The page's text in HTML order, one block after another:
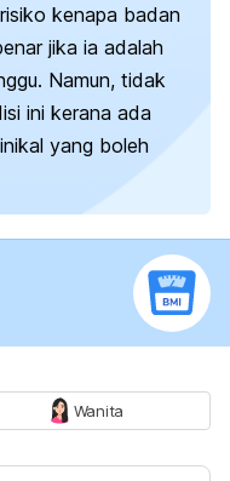
kenapa badan
jika ia adalah
Namun, tidak
ini kerana ada
yang boleh
Wanita